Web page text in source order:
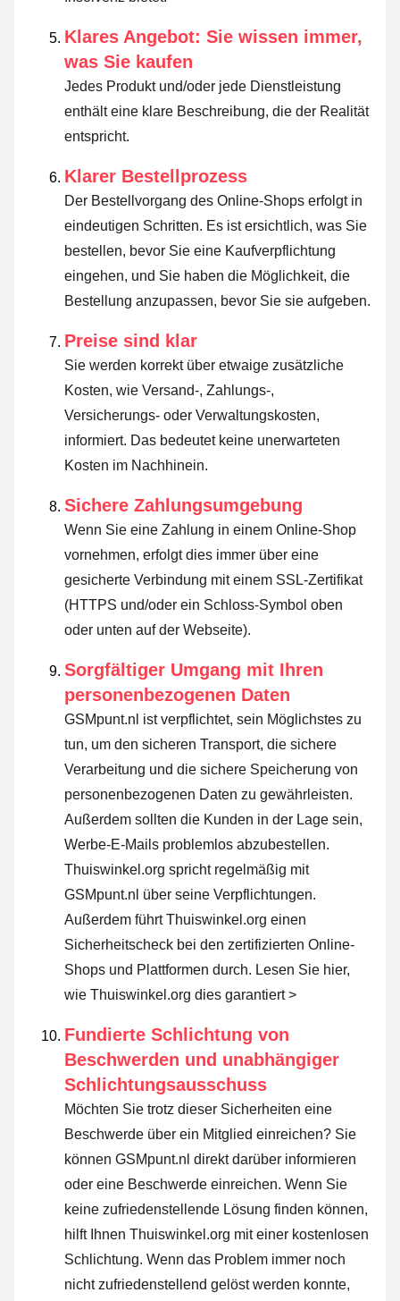
Klares Angebot: Sie wissen immer,
was Sie kaufen
Jedes Produkt und/oder jede Dienstleistung
enthält eine klare Beschreibung, die der Realität
entspricht.
Klarer Bestellprozess
Der Bestellvorgang des Online-Shops erfolgt in
eindeutigen Schritten. Es ist ersichtlich, was Sie
bestellen, bevor Sie eine Kaufverpflichtung
eingehen, und Sie haben die Möglichkeit, die
Bestellung anzupassen, bevor Sie sie aufgeben.
Preise sind klar
Sie werden korrekt über etwaige zusätzliche
Kosten, wie Versand-, Zahlungs-,
Versicherungs- oder Verwaltungskosten,
informiert. Das bedeutet keine unerwarteten
Kosten im Nachhinein.
Sichere Zahlungsumgebung
Wenn Sie eine Zahlung in einem Online-Shop
vornehmen, erfolgt dies immer über eine
gesicherte Verbindung mit einem SSL-Zertifikat
(HTTPS und/oder ein Schloss-Symbol oben
oder unten auf der Webseite).
Sorgfältiger Umgang mit Ihren
personenbezogenen Daten
GSMpunt.nl ist verpflichtet, sein Möglichstes zu
tun, um den sicheren Transport, die sichere
Verarbeitung und die sichere Speicherung von
personenbezogenen Daten zu gewährleisten.
Außerdem sollten die Kunden in der Lage sein,
Werbe-E-Mails problemlos abzubestellen.
Thuiswinkel.org spricht regelmäßig mit
GSMpunt.nl über seine Verpflichtungen.
Außerdem führt Thuiswinkel.org einen
Sicherheitscheck bei den zertifizierten Online-
Shops und Plattformen durch. Lesen Sie hier,
wie Thuiswinkel.org dies garantiert >
Fundierte Schlichtung von
Beschwerden und unabhängiger
Schlichtungsausschuss
Möchten Sie trotz dieser Sicherheiten eine
Beschwerde über ein Mitglied einreichen? Sie
können GSMpunt.nl direkt darüber informieren
oder eine Beschwerde einreichen. Wenn Sie
keine zufriedenstellende Lösung finden können,
hilft Ihnen Thuiswinkel.org mit einer kostenlosen
Schlichtung. Wenn das Problem immer noch
nicht zufriedenstellend gelöst werden konnte,